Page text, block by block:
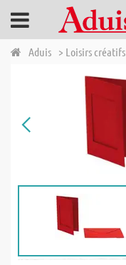
Aduis > Loisirs créatifs